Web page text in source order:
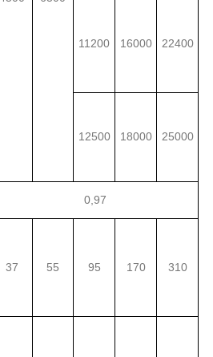
11200 16000 22400
12500 18000 25000
0,97
37 55 95 170 310